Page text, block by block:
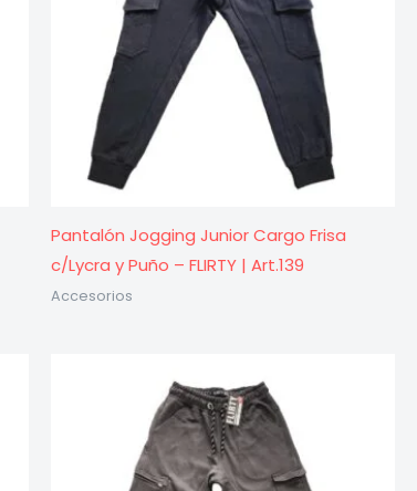
Pantalón Jogging Junior Cargo Frisa
c/Lycra y Puño – FLIRTY | Art.139
Accesorios